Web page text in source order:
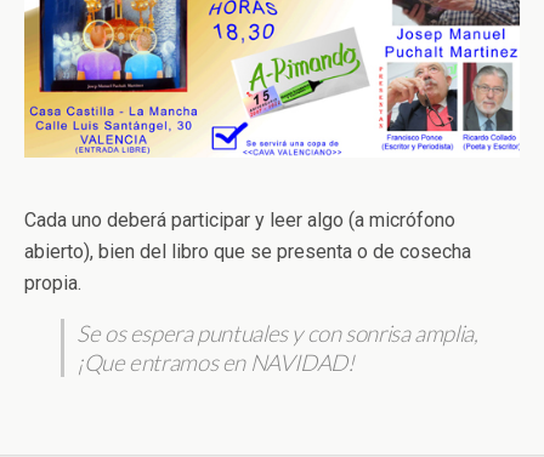
Cada uno deberá participar y leer algo (a micrófono
abierto), bien del libro que se presenta o de cosecha
propia.
Se os espera puntuales y con sonrisa amplia,
¡Que entramos en NAVIDAD!